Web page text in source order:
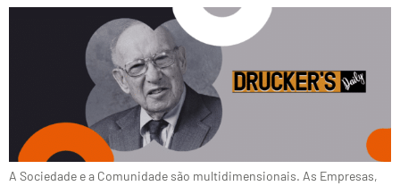
A Sociedade e a Comunidade são multidimensionais. As Empresas,